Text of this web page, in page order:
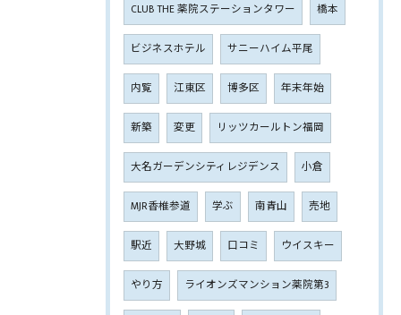
CLUB THE 薬院ステーションタワー 橋本
ビジネスホテル サニーハイム平尾
内覧 江東区 博多区 年末年始
新築 変更 リッツカールトン福岡
大名ガーデンシティレジデンス 小倉
MJR香椎参道 学ぶ 南青山 売地
駅近 大野城 口コミ ウイスキー
やり方 ライオンズマンション薬院第3